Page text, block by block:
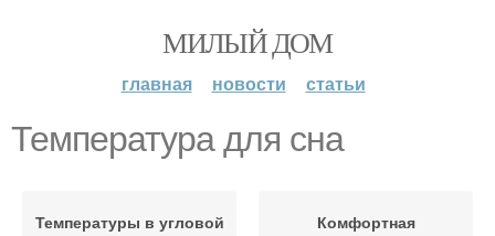
МИЛЫЙ ДОМ
главная новости статьи
Температура для сна
Температуры в угловой
Комфортная